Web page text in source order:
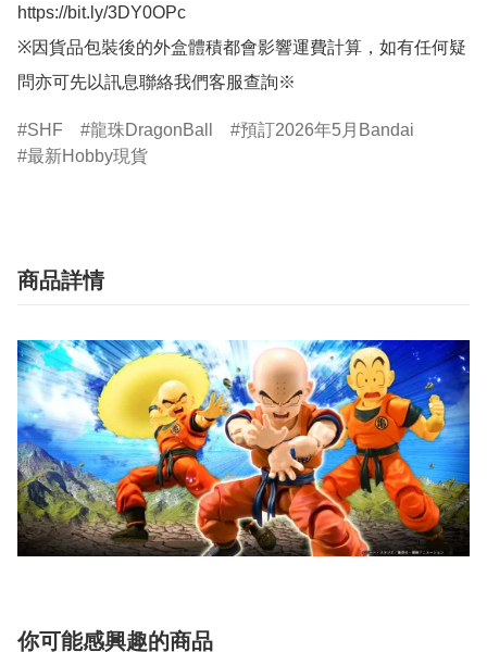
https://bit.ly/3DY0OPc
※因貨品包裝後的外盒體積都會影響運費計算，如有任何疑
問亦可先以訊息聯絡我們客服查詢※
SHF 龍珠DragonBall
預訂2026年5月Bandai
最新Hobby現貨
商品詳情
你可能感興趣的商品